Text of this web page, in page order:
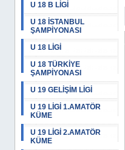
U 18 B LİGİ
U 18 İSTANBUL
ŞAMPİYONASI
U 18 LİGİ
U 18 TÜRKİYE
ŞAMPİYONASI
U 19 GELİŞİM LİGİ
U 19 LİGİ 1.AMATÖR
KÜME
U 19 LİGİ 2.AMATÖR
KÜME